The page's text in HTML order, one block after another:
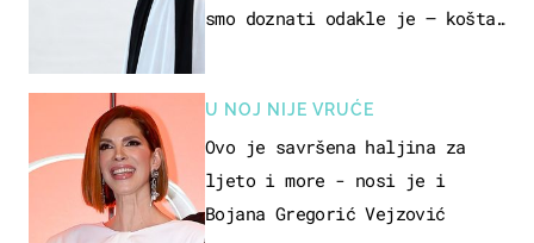
smo doznati odakle je – košta
U NOJ NIJE VRUĆE
Ovo je savršena haljina za
ljeto i more - nosi je i
Bojana Gregorić Vejzović